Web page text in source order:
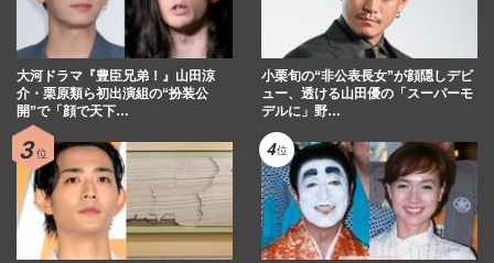
大河ドラマ『豊臣兄弟！』山田涼
介・栗原類ら初出演組の“扮装公
開”で「顔で天下…
小栗旬の“非公表長女”が顔隠しデビ
ュー、透ける山田優の「スーパーモ
デルに」野…